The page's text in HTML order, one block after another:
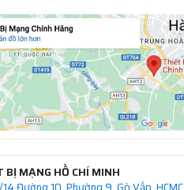
BỊ MẠNG HỒ CHÍ MINH